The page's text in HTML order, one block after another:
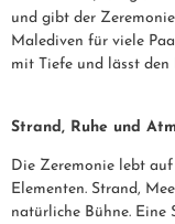
und gibt der
Malediven für viele
mit Tiefe und lässt den
Strand, Ruhe und
Die Zeremonie lebt
Elementen. Strand,
natürliche Bühne. Eine